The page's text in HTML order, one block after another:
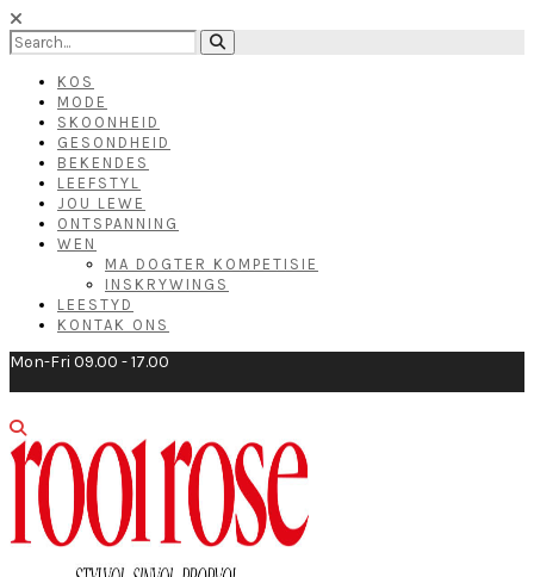
KOS
MODE
SKOONHEID
GESONDHEID
BEKENDES
LEEFSTYL
JOU LEWE
ONTSPANNING
WEN
MA DOGTER KOMPETISIE
INSKRYWINGS
LEESTYD
KONTAK ONS
Mon-Fri 09.00 - 17.00